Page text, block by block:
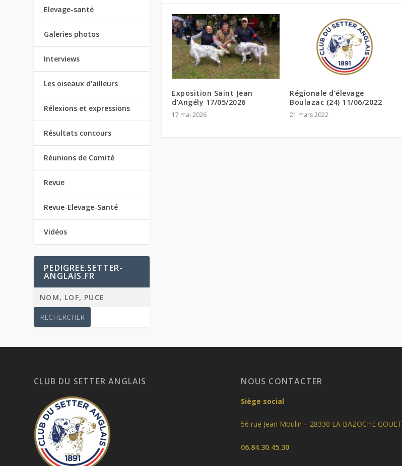
Exposition Saint Jean
d’Angély 17/05/2026
17 mai 2026
Régionale d’élevage
Boulazac (24) 11/06/2022
21 mars 2022
Elevage-santé
Galeries photos
Interviews
Les oiseaux d'ailleurs
Rélexions et expressions
Résultats concours
Réunions de Comité
Revue
Revue-Elevage-Santé
Vidéos
PEDIGREE.SETTER-
ANGLAIS.FR
CLUB DU SETTER ANGLAIS NOUS CONTACTER
Siège social
56 rue Jean Moulin – 28330 LA BAZOCHE GOUET
06.84.30.45.30